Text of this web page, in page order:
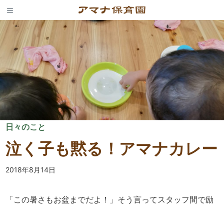
Skip
to
content
日々のこと
泣く子も黙る！アマナカレー
2018年8月14日
「この暑さもお盆までだよ！」そう言ってスタッフ間で励